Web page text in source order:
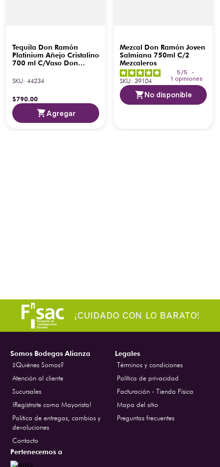
Tequila Don Ramón
Platinium Añejo Cristalino
700 ml C/Vaso Don
SKU: 44234
$790.00
Agregar
Mezcal Don Ramón Joven
Salmiana 750ml C/2
Mezcaleros
5 /5
-
1 opiniones
SKU: 39104
No disponible
Somos Bodegas Alianza
¿Quiénes Somos?
Atención al cliente
Sucursales
¡Regístrate como Mayorista!
Politica de entregas, cambios y
devoluciones
Contacto
Legales
Términos y condiciones
Política de privacidad
Facturación - Tienda Física
Mapa del sitio
Preguntas frecuentes
Pertenecemos a